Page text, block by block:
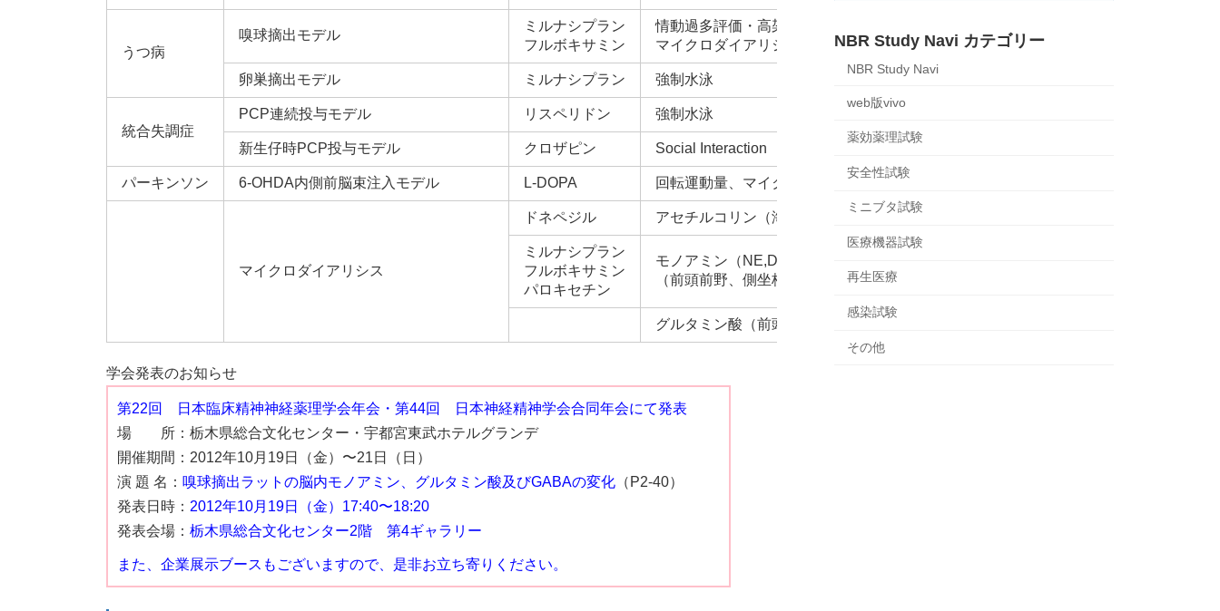
うつ病
嗅球摘出モデル
ミルナシプラン
フルボキサミン
情動過多評価・高架式十字迷路、
マイクロダイアリシス
卵巣摘出モデル ミルナシプラン 強制水泳
統合失調症
PCP連続投与モデル リスペリドン 強制水泳
新生仔時PCP投与モデル クロザピン Social Interaction
パーキンソン 6-OHDA内側前脳束注入モデル L-DOPA 回転運動量、マイクロダイアリシス
マイクロダイアリシス
ドネペジル アセチルコリン（海馬）
ミルナシプラン
フルボキサミン
パロキセチン
モノアミン（NE,DA,5-HT）、
（前頭前野、側坐核、綿条体）
グルタミン酸（前頭前野）
学会発表のお知らせ
第22回 日本臨床精神神経薬理学会年会・第44回 日本神経精神学会合同年会にて発表
場 所：栃木県総合文化センター・宇都宮東武ホテルグランデ
開催期間：2012年10月19日（金）〜21日（日）
演 題 名： 嗅球摘出ラットの脳内モノアミン、グルタミン酸及びGABAの変化 （P2-40）
発表日時： 2012年10月19日（金）17:40〜18:20
発表会場： 栃木県総合文化センター2階 第4ギャラリー
また、企業展示ブースもございますので、是非お立ち寄りください。
NBR Study Navi カテゴリー
NBR Study Navi
web版vivo
薬効薬理試験
安全性試験
ミニブタ試験
医療機器試験
再生医療
感染試験
その他